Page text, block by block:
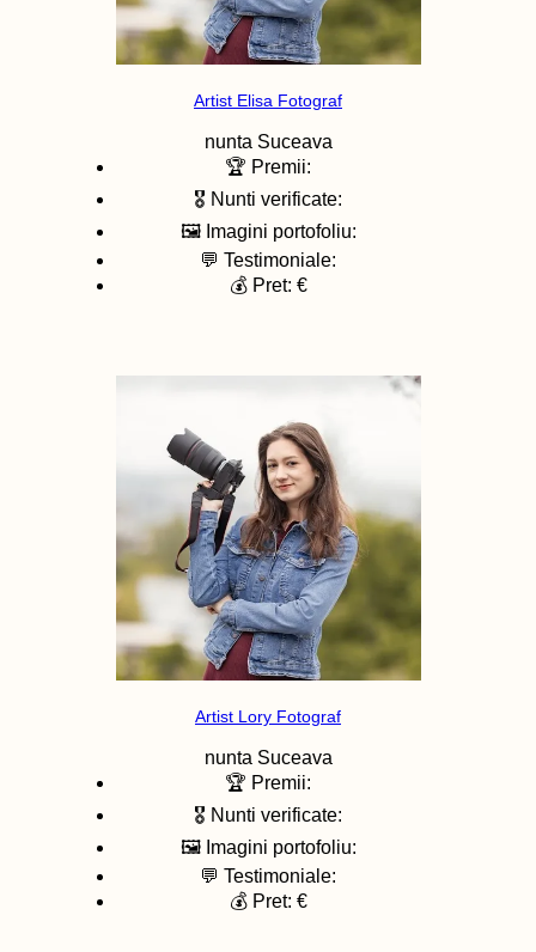
Artist Elisa Fotograf
nunta Suceava
🏆 Premii:
🎖️ Nunti verificate:
🖼️ Imagini portofoliu:
💬 Testimoniale:
💰 Pret: €
Artist Lory Fotograf
nunta Suceava
🏆 Premii:
🎖️ Nunti verificate:
🖼️ Imagini portofoliu:
💬 Testimoniale:
💰 Pret: €